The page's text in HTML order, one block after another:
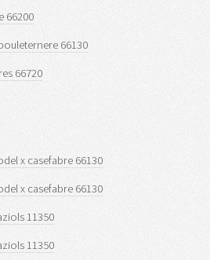
66200
66130
66720
x casefabre 66130
x casefabre 66130
11350
11350